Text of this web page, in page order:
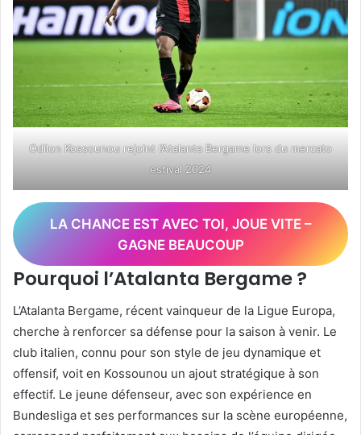
Odilon Kossounou rejoint l’Atalanta Bergame lors du mercato
estival 2024
LA CHANCE EST AVEC TOI, JOUE VITE –
GAGNE BEAUCOUP
Pourquoi l’Atalanta Bergame ?
L’Atalanta Bergame, récent vainqueur de la Ligue Europa,
cherche à renforcer sa défense pour la saison à venir. Le
club italien, connu pour son style de jeu dynamique et
offensif, voit en Kossounou un ajout stratégique à son
effectif. Le jeune défenseur, avec son expérience en
Bundesliga et ses performances sur la scène européenne,